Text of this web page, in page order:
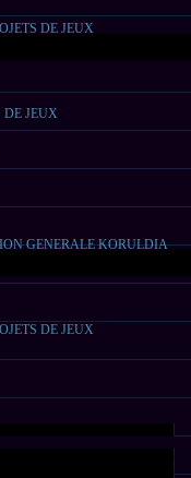
DE JEUX
DE JEUX
GENERALE KORULDIA
DE JEUX